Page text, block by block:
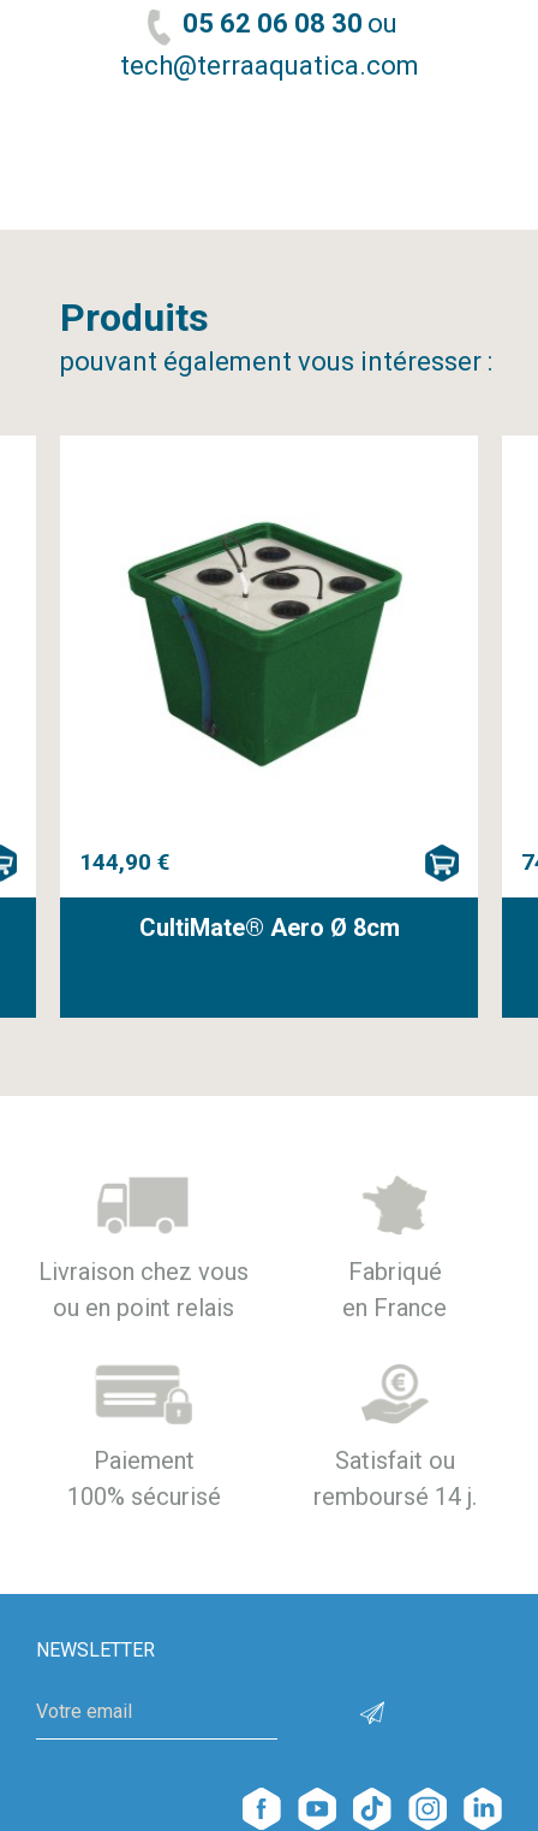
05 62 06 08 30 ou
tech@terraaquatica.com
Produits
pouvant également vous intéresser :
144,90 €
CultiMate® Aero Ø 8cm
Livraison chez vous
ou en point relais
Fabriqué
en France
Paiement
100% sécurisé
Satisfait ou
remboursé 14 j.
NEWSLETTER